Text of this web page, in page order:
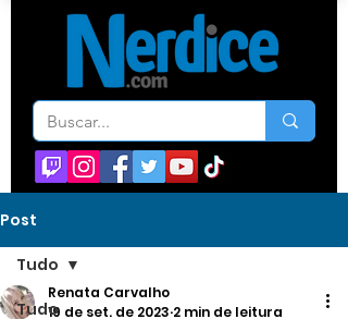
Post
Tudo
Tudo
Renata Carvalho
19 de set. de 2023 2 min de leitura